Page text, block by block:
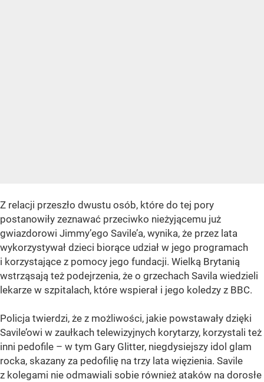
Z relacji przeszło dwustu osób, które do tej pory
postanowiły zeznawać przeciwko nieżyjącemu już
gwiazdorowi Jimmy’ego Savile’a, wynika, że przez lata
wykorzystywał dzieci biorące udział w jego programach
i korzystające z pomocy jego fundacji. Wielką Brytanią
wstrząsają też podejrzenia, że o grzechach Savila wiedzieli
lekarze w szpitalach, które wspierał i jego koledzy z BBC.
Policja twierdzi, że z możliwości, jakie powstawały dzięki
Savile’owi w zaułkach telewizyjnych korytarzy, korzystali też
inni pedofile – w tym Gary Glitter, niegdysiejszy idol glam
rocka, skazany za pedofilię na trzy lata więzienia. Savile
z kolegami nie odmawiali sobie również ataków na dorosłe